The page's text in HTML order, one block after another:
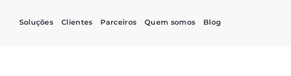
Soluções Clientes Parceiros Quem somos Blog